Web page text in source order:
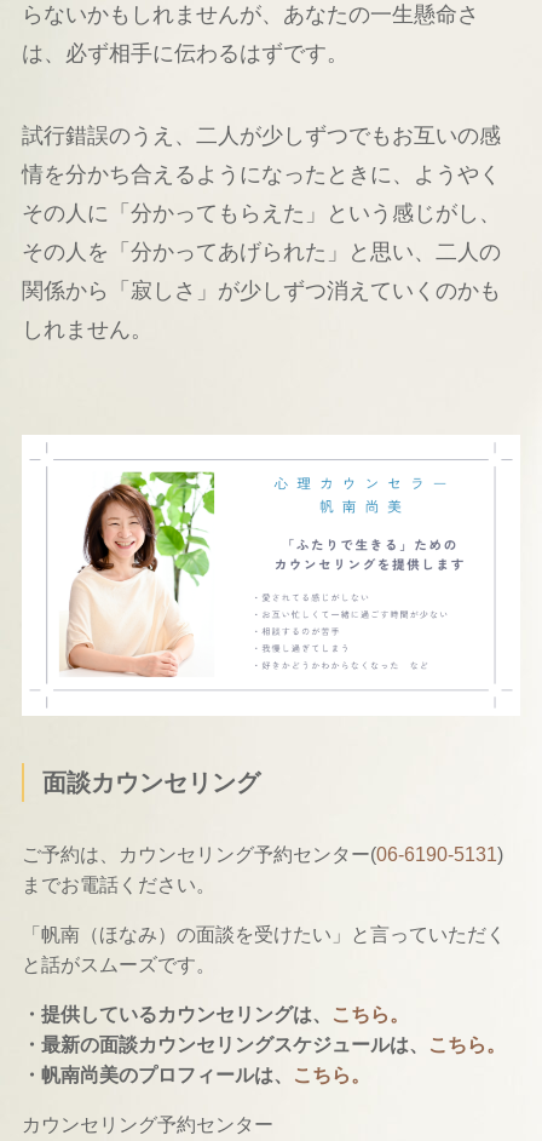
らないかもしれませんが、あなたの一生懸命さ
は、必ず相手に伝わるはずです。
試行錯誤のうえ、二人が少しずつでもお互いの感
情を分かち合えるようになったときに、ようやく
その人に「分かってもらえた」という感じがし、
その人を「分かってあげられた」と思い、二人の
関係から「寂しさ」が少しずつ消えていくのかも
しれません。
面談カウンセリング
ご予約は、カウンセリング予約センター(06-6190-5131)
までお電話ください。
「帆南（ほなみ）の面談を受けたい」と言っていただく
と話がスムーズです。
・提供しているカウンセリングは、
こちら。
・最新の面談カウンセリングスケジュールは、
こちら。
・帆南尚美のプロフィールは、
こちら。
カウンセリング予約センター